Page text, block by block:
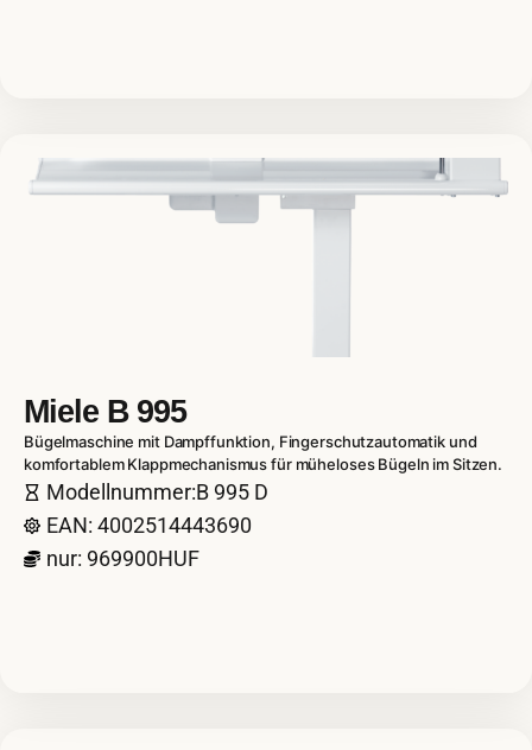
Miele B 995
Bügelmaschine mit Dampffunktion, Fingerschutzautomatik und
komfortablem Klappmechanismus für müheloses Bügeln im Sitzen.
Modellnummer:B 995 D
EAN: 4002514443690
nur: 969900HUF